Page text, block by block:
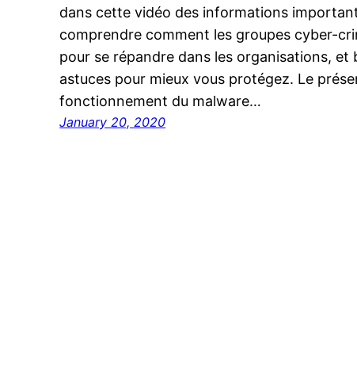
dans cette vidéo des informations
comprendre comment les groupes cyber-
pour se répandre dans les organisations, et
astuces pour mieux vous protégez. Le
fonctionnement du malware…
January 20, 2020